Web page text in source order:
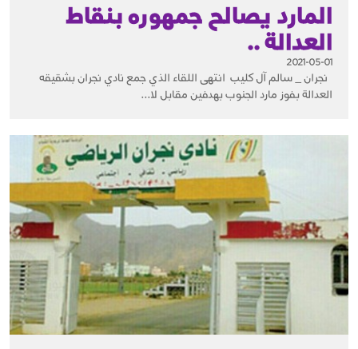
المارد يصالح جمهوره بنقاط
العدالة ..
2021-05-01
نجران _ سالم آل كليب انتهى اللقاء الذي جمع نادي نجران بشقيقه
العدالة بفوز مارد الجنوب بهدفين مقابل لا...